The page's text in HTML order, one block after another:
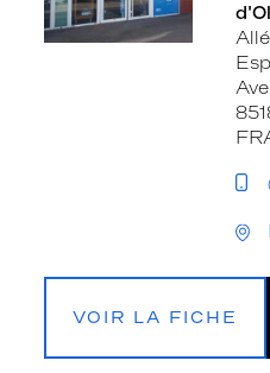
VOIR LA FICHE